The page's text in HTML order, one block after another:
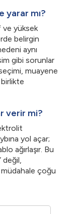
yarar mı?
ve yüksek
belirgin
aynı
gibi sorunlar
muayene
verir mi?
yol açar;
ağırlaşır. Bu
değil,
müdahale çoğu